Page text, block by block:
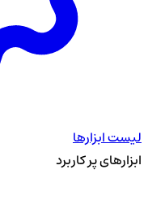
لیست ابزارها
ابزارهای پر کاربرد